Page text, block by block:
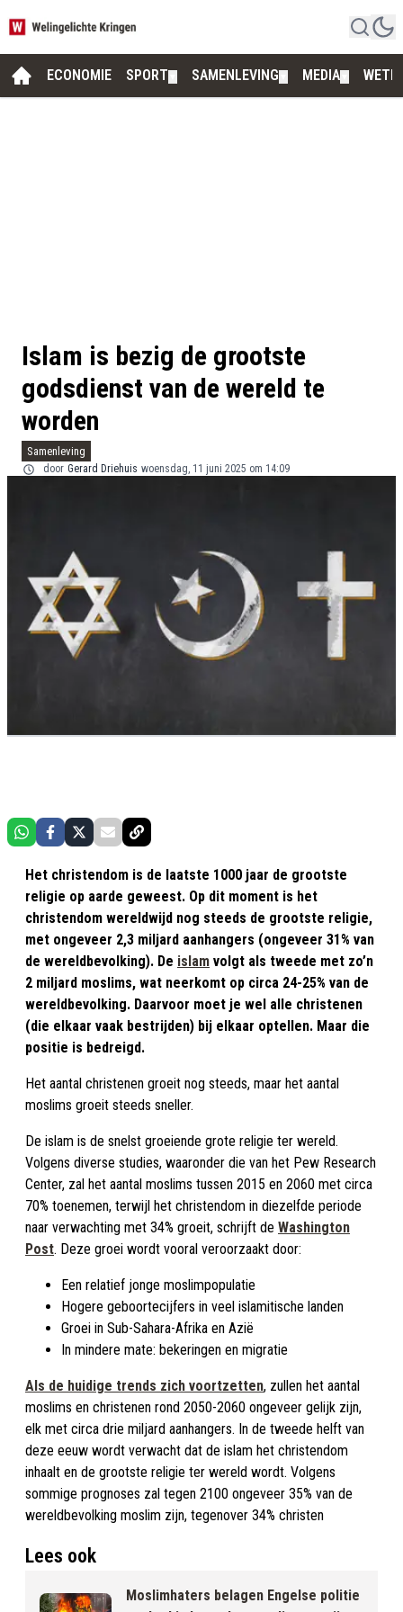
ECONOMIE SPORT SAMENLEVING MEDIA
Islam is bezig de grootste
godsdienst van de wereld te
worden
Samenleving
door Gerard Driehuis woensdag, 11 juni 2025 om 14:09
Het christendom is de laatste 1000 jaar de grootste
religie op aarde geweest. Op dit moment is het
christendom wereldwijd nog steeds de grootste religie,
met ongeveer 2,3 miljard aanhangers (ongeveer 31% van
de wereldbevolking). De islam volgt als tweede met zo’n
2 miljard moslims, wat neerkomt op circa 24-25% van de
wereldbevolking. Daarvoor moet je wel alle christenen
(die elkaar vaak bestrijden) bij elkaar optellen. Maar die
positie is bedreigd.
Het aantal christenen groeit nog steeds, maar het aantal
moslims groeit steeds sneller.
De islam is de snelst groeiende grote religie ter wereld.
Volgens diverse studies, waaronder die van het Pew Research
Center, zal het aantal moslims tussen 2015 en 2060 met circa
70% toenemen, terwijl het christendom in diezelfde periode
naar verwachting met 34% groeit, schrijft de Washington
Post. Deze groei wordt vooral veroorzaakt door:
Een relatief jonge moslimpopulatie
Hogere geboortecijfers in veel islamitische landen
Groei in Sub-Sahara-Afrika en Azië
In mindere mate: bekeringen en migratie
Als de huidige trends zich voortzetten, zullen het aantal
moslims en christenen rond 2050-2060 ongeveer gelijk zijn,
elk met circa drie miljard aanhangers. In de tweede helft van
deze eeuw wordt verwacht dat de islam het christendom
inhaalt en de grootste religie ter wereld wordt. Volgens
sommige prognoses zal tegen 2100 ongeveer 35% van de
wereldbevolking moslim zijn, tegenover 34% christen
Lees ook
Moslimhaters belagen Engelse politie